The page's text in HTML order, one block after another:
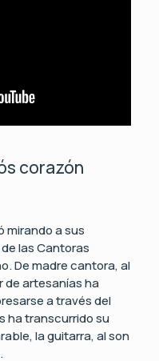
corazón
mirando a sus
las Cantoras
De madre cantora, al
de artesanías ha
a través del
ha transcurrido su
la guitarra, al son